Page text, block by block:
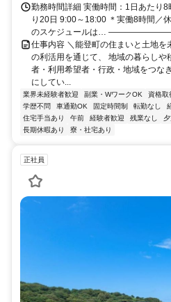
勤務時間詳細 実働時間：1日あたり
り20日 9:00～18:00 ＊実働8時間／
のスケジュールは…
仕事内容 ＼能登町の住まいと土地
の利活用を通じて、 地域の暮らし
者・利用希望者・行政・地域をつな
にしてい...
業界未経験者歓迎 副業・WワークOK 資格取
学歴不問
車通勤OK 固定時間制 転勤なし
住宅手当あり
午前 経験者歓迎 残業なし
長期休暇あり
寮・社宅あり
正社員